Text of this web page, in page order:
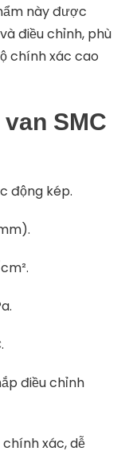
này được
điều chỉnh, phù
chính xác cao
SMC
động kép.
điều chỉnh
xác, dễ